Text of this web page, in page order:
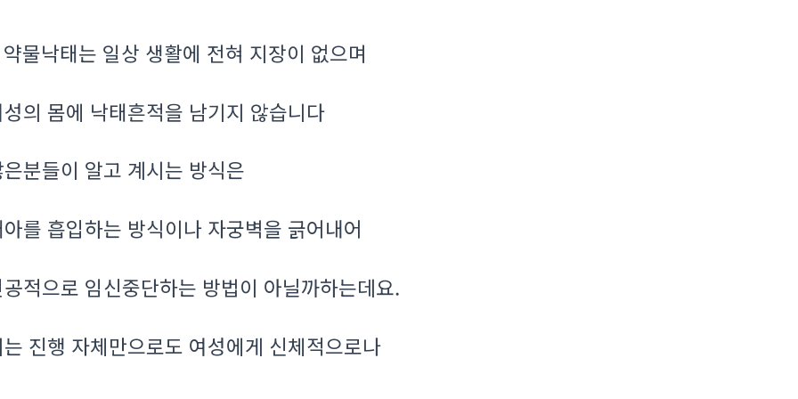
약물낙태는 일상 생활에 전혀 지장이 없으며
의 몸에 낙태흔적을 남기지 않습니다
분들이 알고 계시는 방식은
를 흡입하는 방식이나 자궁벽을 긁어내어
적으로 임신중단하는 방법이 아닐까하는데요.
진행 자체만으로도 여성에게 신체적으로나